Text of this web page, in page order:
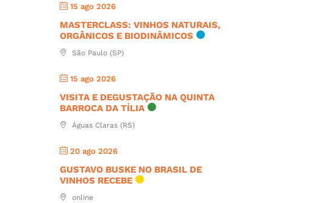
15 ago 2026
MASTERCLASS: VINHOS NATURAIS,
ORGÂNICOS E BIODINÂMICOS
São Paulo (SP)
15 ago 2026
VISITA E DEGUSTAÇÃO NA QUINTA
BARROCA DA TÍLIA
Águas Claras (RS)
20 ago 2026
GUSTAVO BUSKE NO BRASIL DE
VINHOS RECEBE
online